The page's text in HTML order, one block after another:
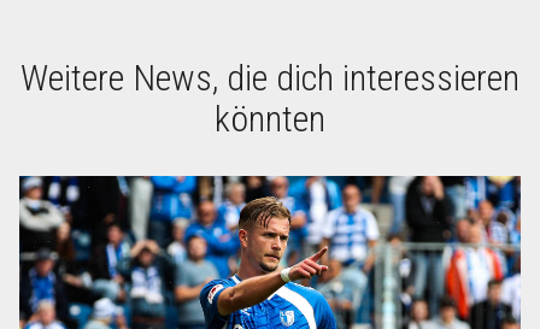
Weitere News, die dich interessieren
könnten